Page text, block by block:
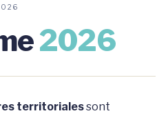
2026
territorialessont